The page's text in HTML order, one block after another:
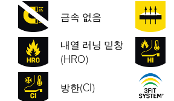
금속 없음
내열 러닝 밑창
(HRO)
방한(CI)